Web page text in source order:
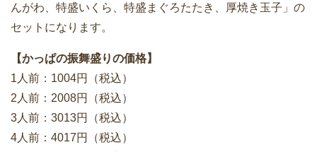
んがわ、特盛いくら、特盛まぐろたたき、厚焼き玉子」の
セットになります。
【かっぱの振舞盛りの価格】
1人前：1004円（税込）
2人前：2008円（税込）
3人前：3013円（税込）
4人前：4017円（税込）